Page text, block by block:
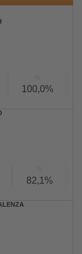
100,0%
82,1%